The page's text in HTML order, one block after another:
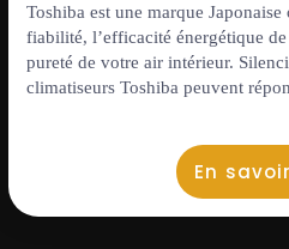
Toshiba est une marque
fiabilité, l’efficacité énergétique
pureté de votre air intérieur.
climatiseurs Toshiba peuvent
En